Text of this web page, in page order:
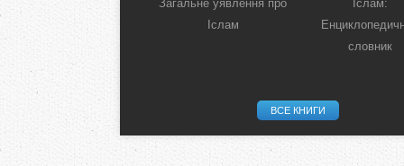
Загальне уявлення про
Іслам
Іслам:
словник
ВСЕ КНИГИ